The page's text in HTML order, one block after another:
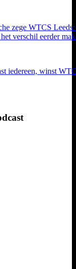
zege WTCS
verschil eerder
iedereen, winst